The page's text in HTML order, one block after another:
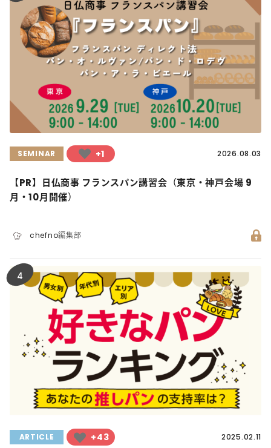
SEMINAR +1 2026.08.03
【PR】日仏商事 フランスパン講習会（東京・神戸会場 9
月・10月開催）
chefno編集部
4
ARTICLE +43 2025.02.11